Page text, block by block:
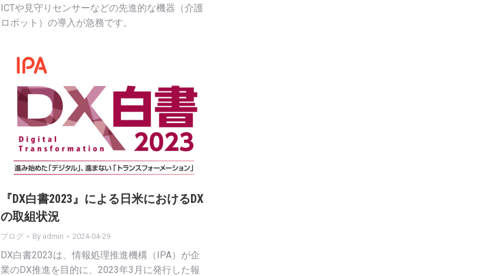
ICTや見守りセンサーなどの先進的な機器（介護
ロボット）の導入が急務です。
『DX白書2023』による日米におけるDX
の取組状況
ブログ By admin 2024-04-29
DX白書2023は、情報処理推進機構（IPA）が企
業のDX推進を目的に、2023年3月に発行した報